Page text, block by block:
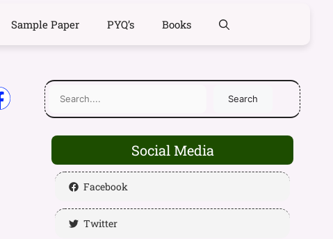
Sample Paper PYQ’s Books
Search
Social Media
Facebook
Twitter